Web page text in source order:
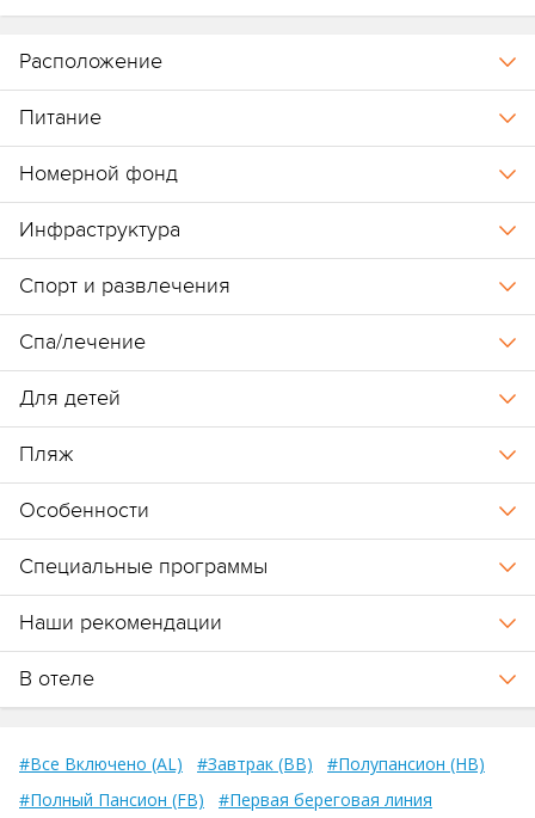
при проживании от 3 ночей в период с 01.07 по 15.09.2026. Юных
командные игры и активный отдых под тропическим солнцем.
три направления с недельным расписанием. По завершении
программы дети получают памятный сертификат.
Важно:по прибытии гости отеля должны внести депозит для
гарантии оплаты доп.услуг. Сумма зависит от плана питания и
BB –200$ номер/ночь (до 5 ночей);
HB, FB, ALL – 100$ номер/ночь (до 5 ночей).
При размещении от 7 ночей сумма будет равна 5-дневному
депозиту, при превышении этого бюджета команда отеля
сообщит о необходимости пополнения.
Остров развлеченийThe Marina@Crossroads.
Расположение
Питание
Номерной фонд
Инфраструктура
Спорт и развлечения
Спа/лечение
Для детей
Пляж
Особенности
Специальные программы
Наши рекомендации
В отеле
#Все Включено (AL) #Завтрак (BB)
#Полупансион (HB)
#Полный Пансион (FB)
#Первая береговая линия